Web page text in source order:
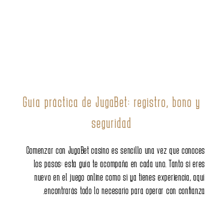
Guía práctica de
Comenzar conJugaBet
los pasos: esta guía te
nuevo en el juego
encontrarás todo lo